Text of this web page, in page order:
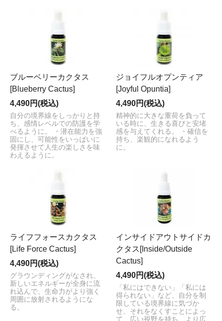
ブルーベリーカクタス
[Blueberry Cactus]
4,490円(税込)
自分の境界線をしっかりと持
ち、感情レベルでの防護を学
べるように。 ・潜在能力を強
固にし、可能性をいっぱいに
発揮させて人生の楽しさを味
わえるように。
ジョイフルオプンティア
[Joyful Opuntia]
4,490円(税込)
精神的に大きな重荷を負って
いる時に、生きる喜びと安堵
感を与えてくれる。 ・確信を
持ち、楽観的になれるよう
に。
ライフフォースカクタス
[Life Force Cactus]
4,490円(税込)
グラウンディングがなされ、
新しいエネルギーが全身に流
れ込んで、生命力がより強く
周囲に放射されるようにな
る。
インサイドアウトサイドカ
クタス[Inside/Outside
Cactus]
4,490円(税込)
「私にはできない」「私には
得られない」など、自分を制
限している境界線に気づか
せ、それをなくすことによっ
て、広い視野を持ち、より広